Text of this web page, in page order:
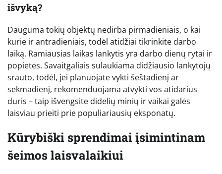
išvyką?
Dauguma tokių objektų nedirba pirmadieniais, o kai
kurie ir antradieniais, todėl atidžiai tikrinkite darbo
laiką. Ramiausias laikas lankytis yra darbo dienų rytai ir
popietės. Savaitgaliais sulaukiama didžiausio lankytojų
srauto, todėl, jei planuojate vykti šeštadienį ar
sekmadienį, rekomenduojama atvykti vos atidarius
duris – taip išvengsite didelių minių ir vaikai galės
laisviau prieiti prie populiariausių eksponatų.
Kūrybiški sprendimai įsimintinam
šeimos laisvalaikiui